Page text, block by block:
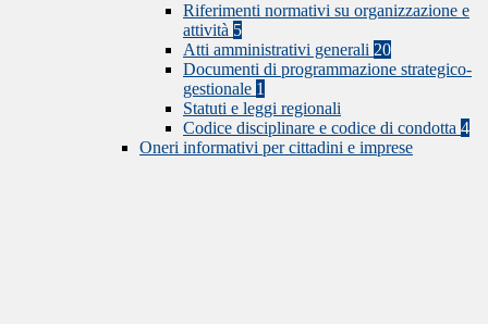
Riferimenti normativi su organizzazione e
attività 5
Atti amministrativi generali 20
Documenti di programmazione strategico-
gestionale 1
Statuti e leggi regionali
Codice disciplinare e codice di condotta 4
Oneri informativi per cittadini e imprese